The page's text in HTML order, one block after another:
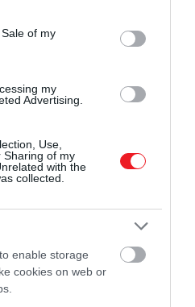
purposes in below Google
of my
my
Advertising.
Use,
Sharing of my
with the
collected.
enable storage
cookies on web or